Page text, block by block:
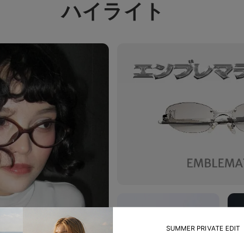
ハイライト
SUMMER PRIVATE EDIT